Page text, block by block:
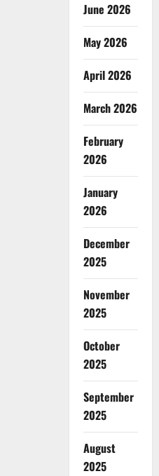
June 2026
May 2026
April 2026
March 2026
February
2026
January
2026
December
2025
November
2025
October
2025
September
2025
August
2025